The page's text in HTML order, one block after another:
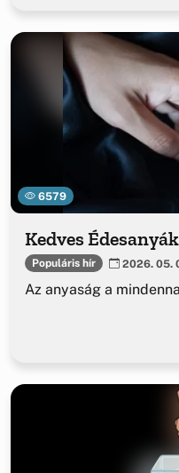
6579
Kedves
Populáris hír 2026. 05.
Az anyaság a